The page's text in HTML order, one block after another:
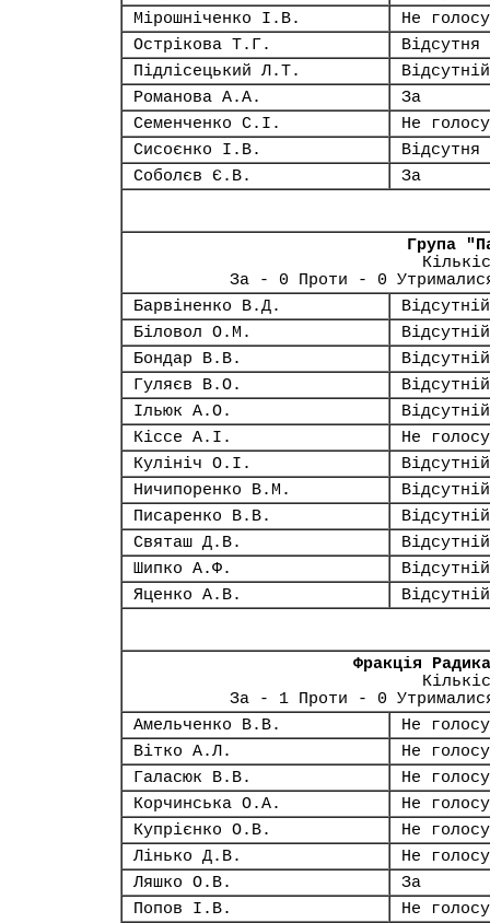
Мірошніченко І.В.
Не
Острікова Т.Г.
Відсутня
Підлісецький Л.Т.
Відсутній
Романова А.А.
За
Семенченко С.І.
Не
Сисоєнко І.В.
Відсутня
Соболєв Є.В.
За
Група
За - 0 Проти - 0
Барвіненко В.Д.
Відсутній
Біловол О.М.
Відсутній
Бондар В.В.
Відсутній
Гуляєв В.О.
Відсутній
Ільюк А.О.
Відсутній
Кіссе А.І.
Не
Кулініч О.І.
Відсутній
Ничипоренко В.М.
Відсутній
Писаренко В.В.
Відсутній
Святаш Д.В.
Відсутній
Шипко А.Ф.
Відсутній
Яценко А.В.
Відсутній
Фракція
За - 1 Проти - 0
Амельченко В.В.
Не
Вітко А.Л.
Не
Галасюк В.В.
Не
Корчинська О.А.
Не
Купрієнко О.В.
Не
Лінько Д.В.
Не
Ляшко О.В.
За
Попов І.В.
Не